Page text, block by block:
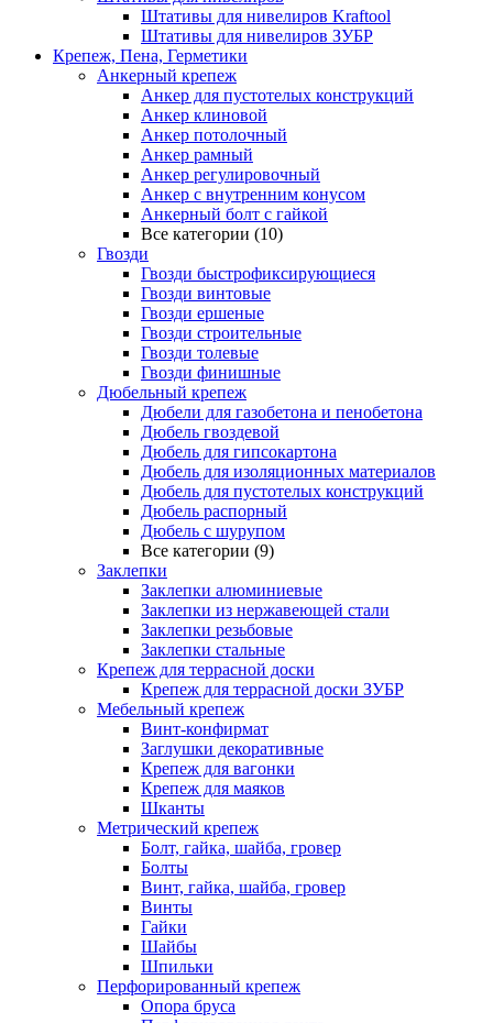
Штативы для нивелиров Kraftool
Штативы для нивелиров ЗУБР
Крепеж, Пена, Герметики
Анкерный крепеж
Анкер для пустотелых конструкций
Анкер клиновой
Анкер потолочный
Анкер рамный
Анкер регулировочный
Анкер с внутренним конусом
Анкерный болт с гайкой
Все категории (10)
Гвозди
Гвозди быстрофиксирующиеся
Гвозди винтовые
Гвозди ершеные
Гвозди строительные
Гвозди толевые
Гвозди финишные
Дюбельный крепеж
Дюбели для газобетона и пенобетона
Дюбель гвоздевой
Дюбель для гипсокартона
Дюбель для изоляционных материалов
Дюбель для пустотелых конструкций
Дюбель распорный
Дюбель с шурупом
Все категории (9)
Заклепки
Заклепки алюминиевые
Заклепки из нержавеющей стали
Заклепки резьбовые
Заклепки стальные
Крепеж для террасной доски
Крепеж для террасной доски ЗУБР
Мебельный крепеж
Винт-конфирмат
Заглушки декоративные
Крепеж для вагонки
Крепеж для маяков
Шканты
Метрический крепеж
Болт, гайка, шайба, гровер
Болты
Винт, гайка, шайба, гровер
Винты
Гайки
Шайбы
Шпильки
Перфорированный крепеж
Опора бруса